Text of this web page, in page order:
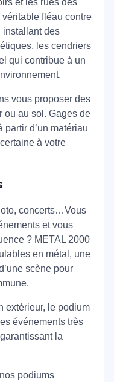
et les rues des
fléau contre
installant des
les cendriers
qui contribue à un
vous proposer des
ou au sol. Gages de
d’un matériau
à votre
concerts…Vous
et vous
? METAL 2000
en métal, une
scène pour
extérieur, le podium
événements très
la
podiums